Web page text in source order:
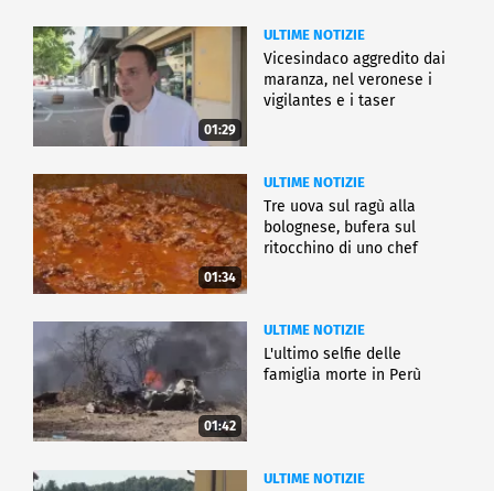
01:29
ULTIME NOTIZIE
Vicesindaco aggredito dai
maranza, nel veronese i
vigilantes e i taser
01:34
ULTIME NOTIZIE
Tre uova sul ragù alla
bolognese, bufera sul
ritocchino di uno chef
01:42
ULTIME NOTIZIE
L'ultimo selfie delle
famiglia morte in Perù
ULTIME NOTIZIE